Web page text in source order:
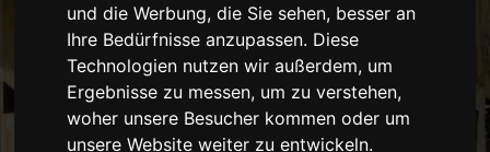
und die Werbung, die Sie sehen, besser an
Ihre Bedürfnisse anzupassen. Diese
Technologien nutzen wir außerdem, um
Ergebnisse zu messen, um zu verstehen,
woher unsere Besucher kommen oder um
unsere Website weiter zu entwickeln.